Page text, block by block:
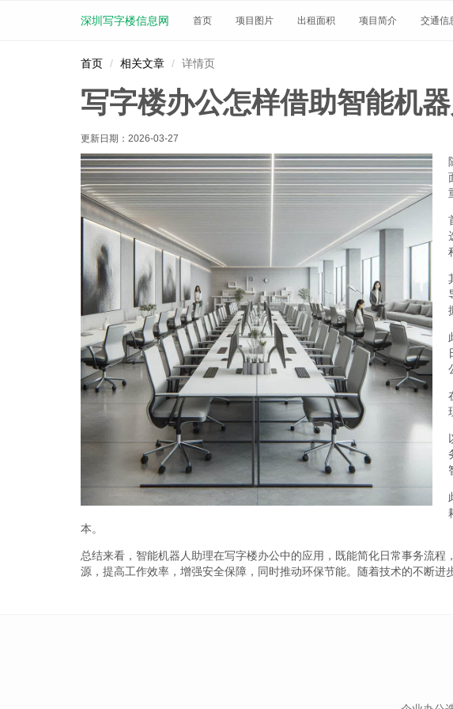
深圳写字楼信息网 首页 项目图片 出租面积 项目简介 交通信
首页 相关文章 详情页
写字楼办公怎样借助智能机
更新日期： 2026-03-27
本。
总结来看，智能机器人助理在写字楼办公中的应用，既能简化日常事务流
源，提高工作效率，增强安全保障，同时推动环保节能。随着技术的不断